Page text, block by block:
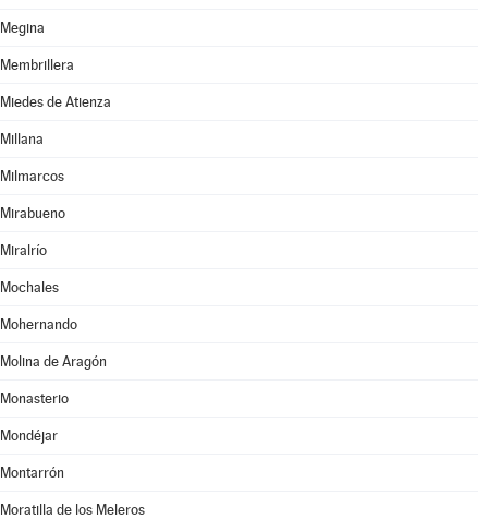
Megina
Membrillera
Miedes de Atienza
Millana
Milmarcos
Mirabueno
Miralrío
Mochales
Mohernando
Molina de Aragón
Monasterio
Mondéjar
Montarrón
Moratilla de los Meleros